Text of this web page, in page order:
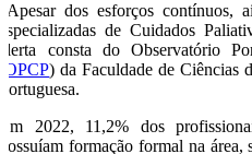
“Apesar dos esforços contínuos,
especializadas de Cuidados
alerta consta do Observatório
OPCP) da Faculdade de Ciências
Portuguesa.
Em 2022, 11,2% dos
possuíam formação formal na